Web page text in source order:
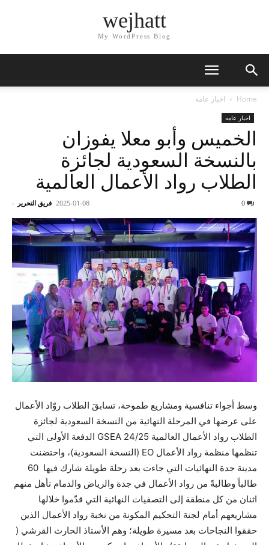
wejhatt
My WordPress Blog
Home اخبار عامه
اخبار عامه
الخميس وأبو معلا يفوزان
بالنسخة السعودية لجائزة
الطلاب رواد الأعمال العالمية
فريق التحرير - 2025-01-08
وسط أجواء تنافسية ومشاريع طموحة، تسابقَ الطلاب روّاد الأعمال
على عرضها في المرحلة النهائية من النسخة السعودية لجائزة
الطلاب رواد الأعمال العالمية GSEA 24/25 الدفعة الأولى التي
تنظمها منظمة رواد الأعمال EO (النسخة السعودية)، واحتضنت
مدينة جدة النهائيات التي جاءت بعد رحلة طويلة شارك فيها 60
طالباً وطالبةً من رواد الأعمال في جدة والرياض والدمام تأهل منهم
اثنان من كل منطقة إلى التصفيات النهائية التي قدّموا خلالها
مشاريعهم أمام لجنة التحكيم المكونة من نخبة رواد الأعمال الذين
حققوا النجاحات بعد مسيرة طويلة؛ وهم الأستاذ الحارث القرشي (